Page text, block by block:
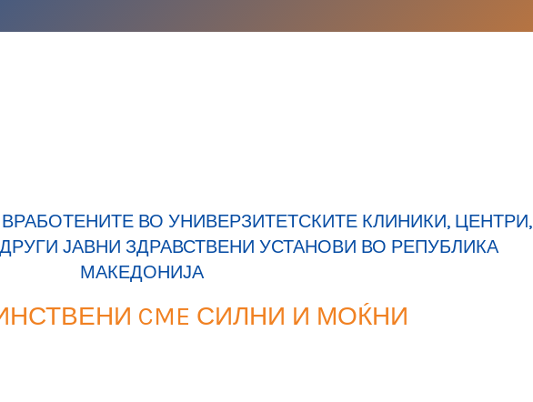
ВО УНИВЕРЗИТЕТСКИТЕ КЛИНИКИ, ЦЕНТРИ,
ЈАВНИ ЗДРАВСТВЕНИ УСТАНОВИ ВО РЕПУБЛИКА
МАКЕДОНИЈА
CME СИЛНИ И МОЌНИ